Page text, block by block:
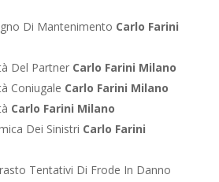
Di Mantenimento Carlo Farini
Del Partner Carlo Farini Milano
Coniugale Carlo Farini Milano
Carlo Farini Milano
Dei Sinistri Carlo Farini
Tentativi Di Frode In Danno